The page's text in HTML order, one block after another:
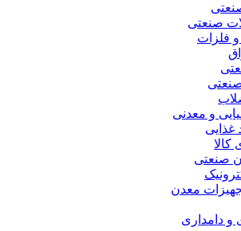
صنعتی
و فلزات
و معدنی
غذایی
کالا
صنعتی
معدن
دامداری